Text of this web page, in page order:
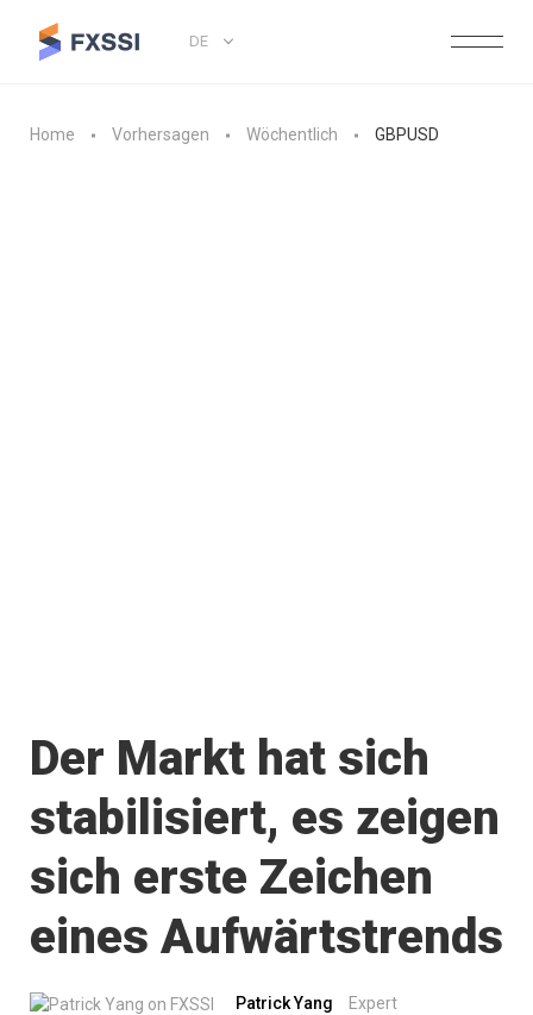
DE
Home Vorhersagen Wöchentlich GBPUSD
Der Markt hat sich
stabilisiert, es zeigen
sich erste Zeichen
eines Aufwärtstrends
Patrick Yang Expert